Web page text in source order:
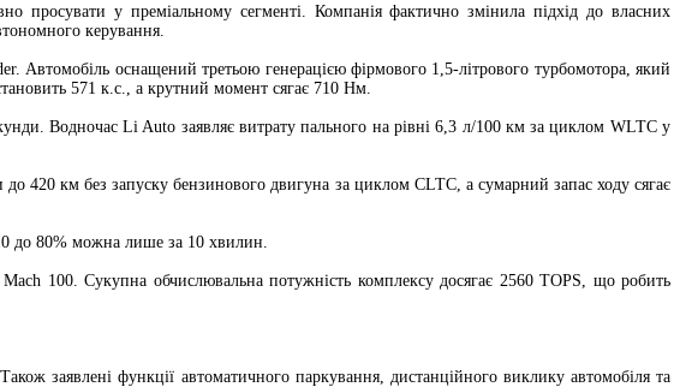
просувати у преміальному сегменті. Компанія фактично змінила підхід до власних
керування.
Автомобіль оснащений третьою генерацією фірмового 1,5-літрового турбомотора, який
571 к.с., а крутний момент сягає 710 Нм.
Водночас Li Auto заявляє витрату пального на рівні 6,3 л/100 км за циклом WLTC у
420 км без запуску бензинового двигуна за циклом CLTC, а сумарний запас ходу сягає
до 80% можна лише за 10 хвилин.
100. Сукупна обчислювальна потужність комплексу досягає 2560 TOPS, що робить
заявлені функції автоматичного паркування, дистанційного виклику автомобіля та